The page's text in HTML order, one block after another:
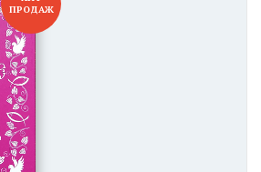
ПРОДАЖ